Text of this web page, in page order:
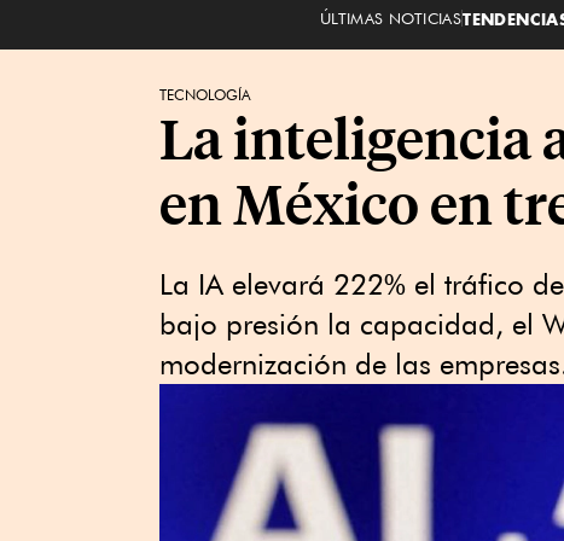
ÚLTIMAS NOTICIAS
TECNOLOGÍA
La inteligencia
en México en
La IA elevará 222% el tráfico
bajo presión la capacidad, el
modernización de las